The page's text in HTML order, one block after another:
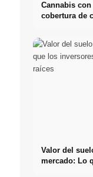
Cannabis
cobertura de
Valor del
mercado: Lo